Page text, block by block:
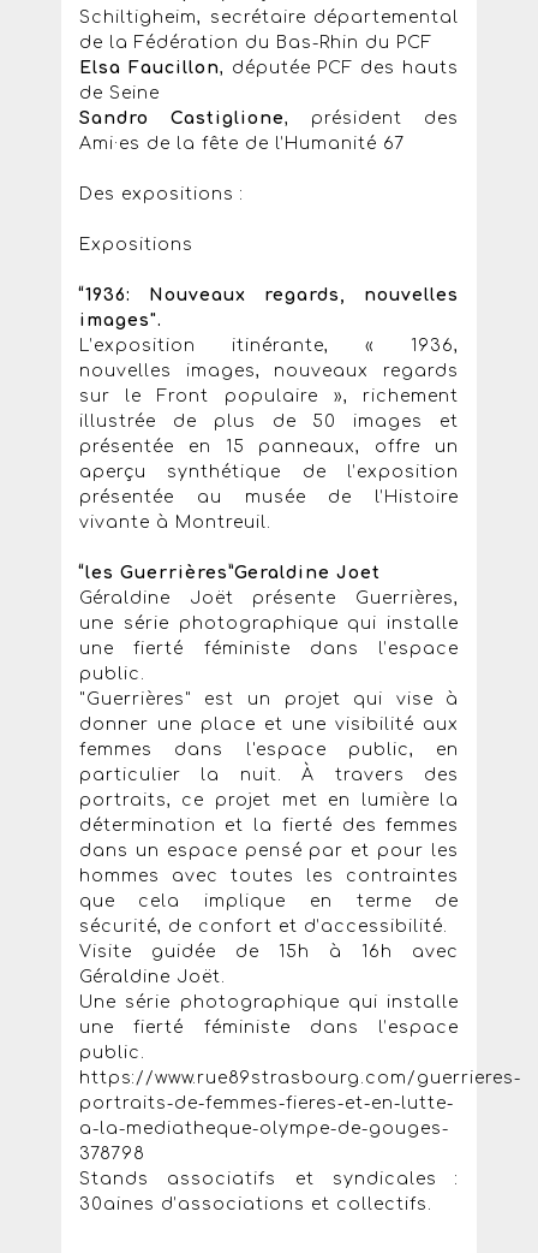
Schiltigheim, secrétaire départemental
de la Fédération du Bas-Rhin du PCF
Elsa Faucillon, députée PCF des hauts
de Seine
Sandro Castiglione, président des
Ami·es de la fête de l’Humanité 67
Des expositions :
Expositions
“1936: Nouveaux regards, nouvelles
images".
L’exposition itinérante, « 1936,
nouvelles images, nouveaux regards
sur le Front populaire », richement
illustrée de plus de 50 images et
présentée en 15 panneaux, offre un
aperçu synthétique de l’exposition
présentée au musée de l’Histoire
vivante à Montreuil.
“les Guerrières”Geraldine Joet
Géraldine Joët présente Guerrières,
une série photographique qui installe
une fierté féministe dans l’espace
public.
"Guerrières" est un projet qui vise à
donner une place et une visibilité aux
femmes dans l'espace public, en
particulier la nuit. À travers des
portraits, ce projet met en lumière la
détermination et la fierté des femmes
dans un espace pensé par et pour les
hommes avec toutes les contraintes
que cela implique en terme de
sécurité, de confort et d’accessibilité.
Visite guidée de 15h à 16h avec
Géraldine Joët.
Une série photographique qui installe
une fierté féministe dans l’espace
public.
https://www.rue89strasbourg.com/guerrieres-
portraits-de-femmes-fieres-et-en-lutte-
a-la-mediatheque-olympe-de-gouges-
378798
Stands associatifs et syndicales :
30aines d’associations et collectifs.